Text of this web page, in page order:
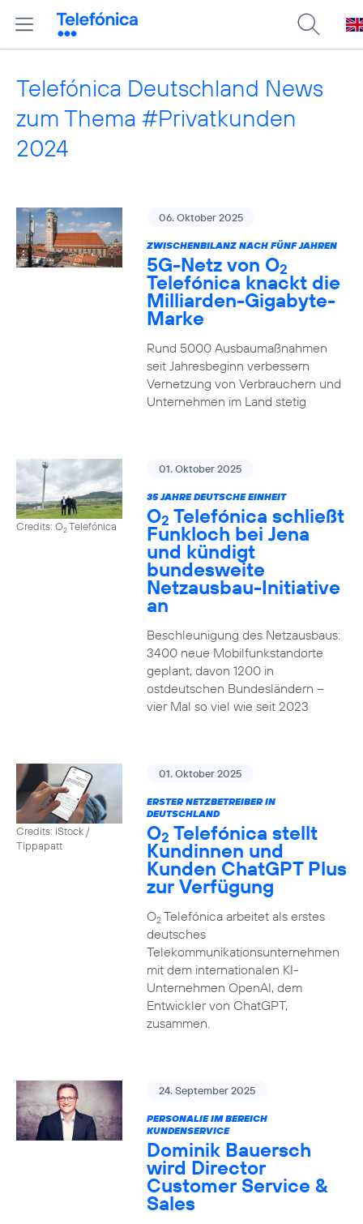
Telefónica Deutschland News
zum Thema #Privatkunden
2024
06. Oktober 2025
ZWISCHENBILANZ NACH FÜNF JAHREN
5G-Netz von O2
Telefónica knackt die
Milliarden-Gigabyte-
Marke
Rund 5000 Ausbaumaßnahmen
seit Jahresbeginn verbessern
Vernetzung von Verbrauchern und
Unternehmen im Land stetig
Credits: O2Telefónica
01. Oktober 2025
35 JAHRE DEUTSCHE EINHEIT
O2 Telefónica schließt
Funkloch bei Jena
und kündigt
bundesweite
Netzausbau-Initiative
an
Beschleunigung des Netzausbaus:
3400 neue Mobilfunkstandorte
geplant, davon 1200 in
ostdeutschen Bundesländern –
vier Mal so viel wie seit 2023
Credits: iStock /
Tippapatt
01. Oktober 2025
ERSTER NETZBETREIBER IN
DEUTSCHLAND
O2 Telefónica stellt
Kundinnen und
Kunden ChatGPT Plus
zur Verfügung
O2Telefónica arbeitet als erstes
deutsches
Telekommunikationsunternehmen
mit dem internationalen KI-
Unternehmen OpenAI, dem
Entwickler von ChatGPT,
zusammen.
24. September 2025
PERSONALIE IM BEREICH
KUNDENSERVICE
Dominik Bauersch
wird Director
Customer Service &
Sales